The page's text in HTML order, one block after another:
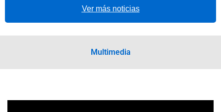
Ver más noticias
Multimedia